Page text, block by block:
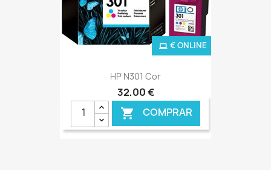
HP N301 Cor
32,00 €
 COMPRAR
€ ONLINE